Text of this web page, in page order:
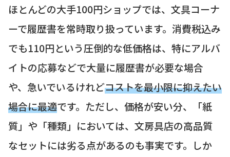
ほとんどの大手100円ショップでは、文具コーナ
ーで履歴書を常時取り扱っています。消費税込み
でも110円という圧倒的な低価格は、特にアルバ
イトの応募などで大量に履歴書が必要な場合
や、急いでいるけれどコストを最小限に抑えたい
場合に最適です。ただし、価格が安い分、「紙
質」や「種類」においては、文房具店の高品質
なセットには劣る点があるのも事実です。しか